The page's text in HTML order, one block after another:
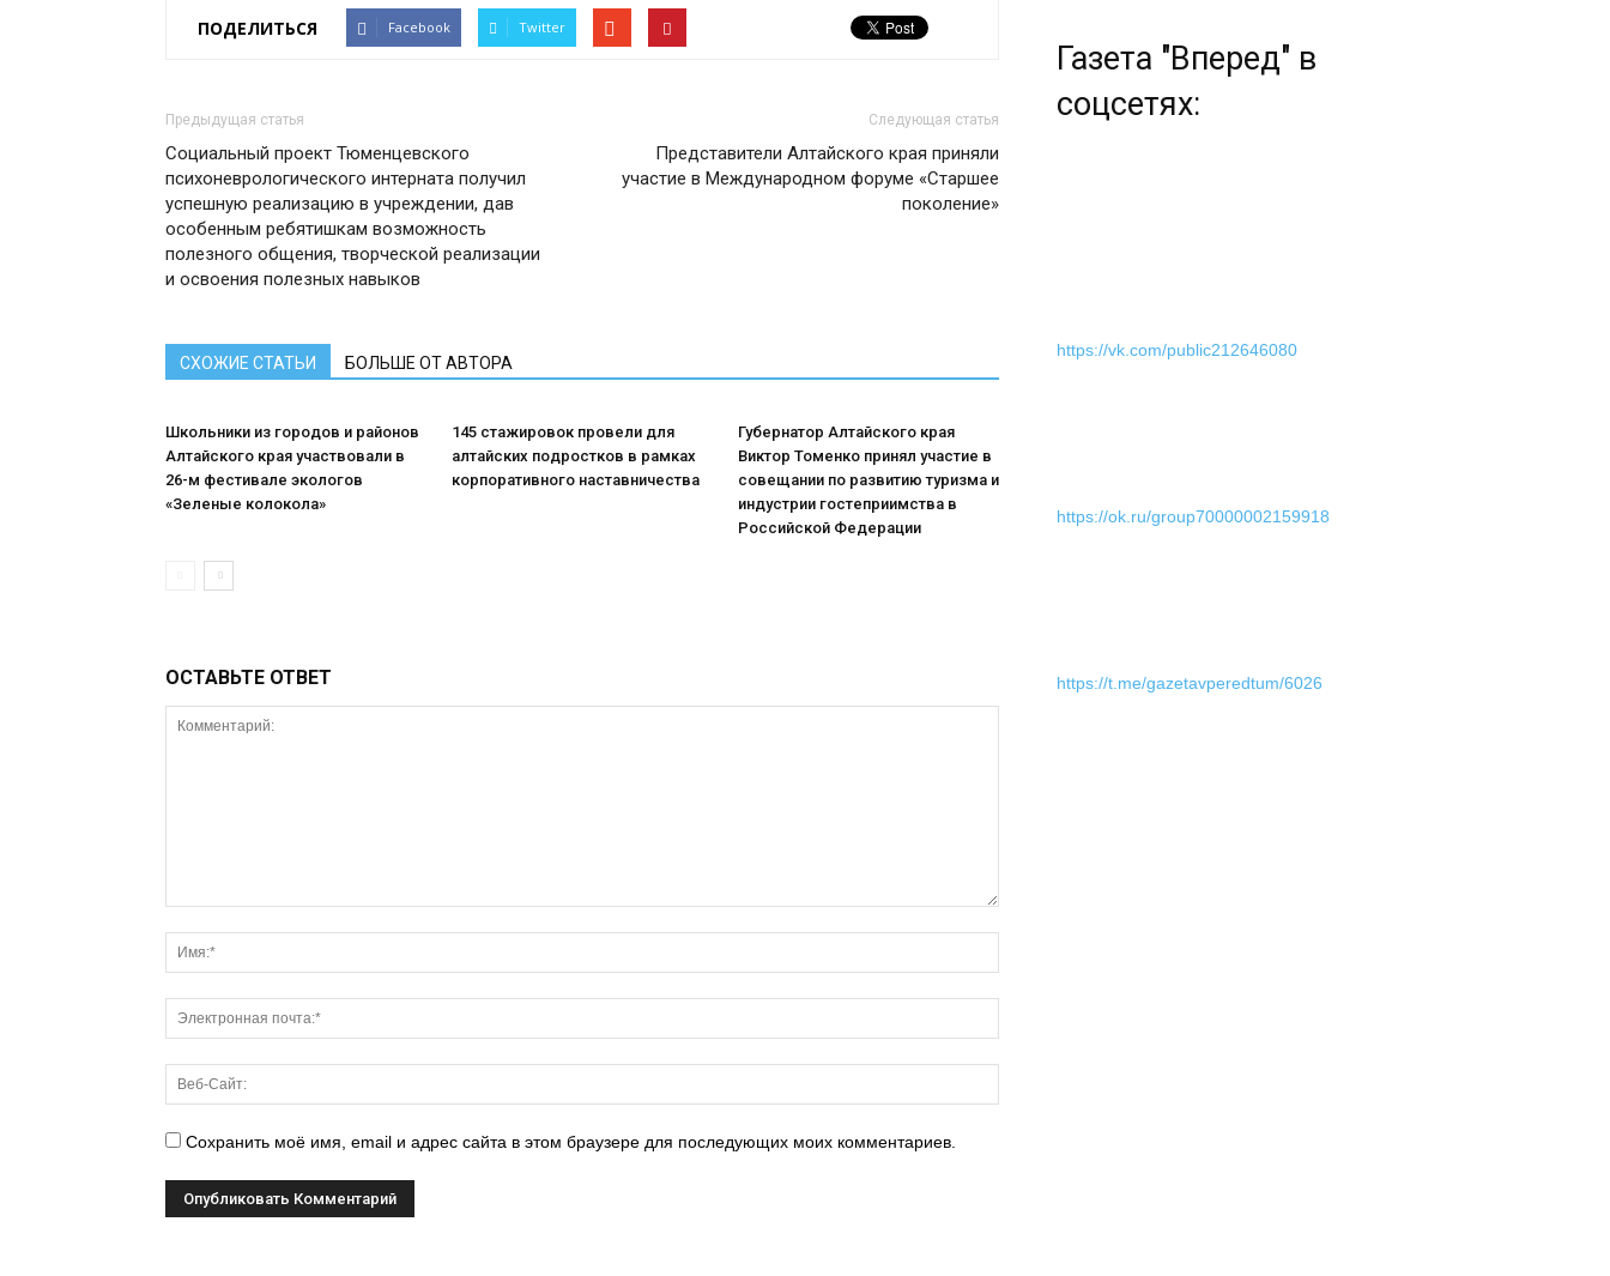
ПОДЕЛИТЬСЯ Facebook Twitter
Предыдущая статья
Социальный проект Тюменцевского
психоневрологического интерната получил
успешную реализацию в учреждении, дав
особенным ребятишкам возможность
полезного общения, творческой реализации
и освоения полезных навыков
Следующая статья
Представители Алтайского края приняли
участие в Международном форуме «Старшее
поколение»
СХОЖИЕ СТАТЬИ БОЛЬШЕ ОТ АВТОРА
Школьники из городов и районов
Алтайского края участвовали в
26-м фестивале экологов
«Зеленые колокола»
145 стажировок провели для
алтайских подростков в рамках
корпоративного наставничества
Губернатор Алтайского края
Виктор Томенко принял участие в
совещании по развитию туризма и
индустрии гостеприимства в
Российской Федерации
ОСТАВЬТЕ ОТВЕТ
Сохранить моё имя, email и адрес сайта в этом браузере для последующих моих комментариев.
Газета "Вперед" в
соцсетях:
https://vk.com/public212646080
https://ok.ru/group70000002159918
https://t.me/gazetavperedtum/6026